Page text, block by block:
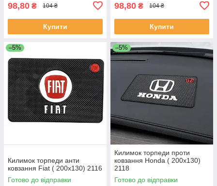
98,80 ₴ 104 ₴
Купити
98,80 ₴ 104 ₴
Купити
–5%
Килимок торпеди анти
ковзання Fiat ( 200x130) 2116
Готово до відправки
–5%
Килимок торпеди проти
ковзання Honda ( 200x130)
2118
Готово до відправки